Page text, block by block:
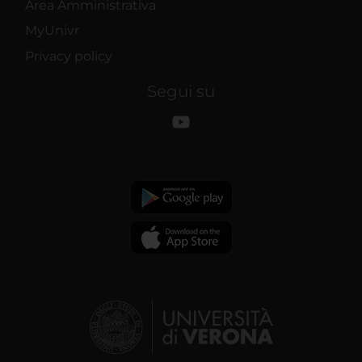
Area Amministrativa
MyUnivr
Privacy policy
Segui su